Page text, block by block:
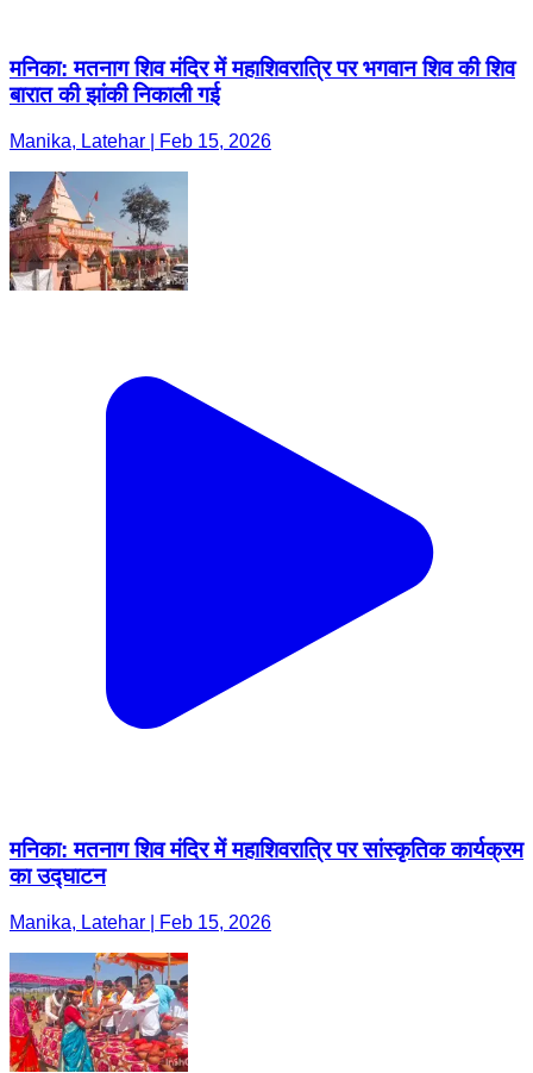
मनिका: मतनाग शिव मंदिर में महाशिवरात्रि पर भगवान शिव की शिव
बारात की झांकी निकाली गई
Manika, Latehar | Feb 15, 2026
मनिका: मतनाग शिव मंदिर में महाशिवरात्रि पर सांस्कृतिक कार्यक्रम
का उद्घाटन
Manika, Latehar | Feb 15, 2026